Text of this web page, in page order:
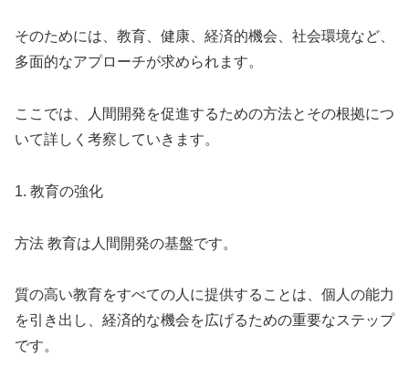
そのためには、教育、健康、経済的機会、社会環境など、
多面的なアプローチが求められます。
ここでは、人間開発を促進するための方法とその根拠につ
いて詳しく考察していきます。
1. 教育の強化
方法 教育は人間開発の基盤です。
質の高い教育をすべての人に提供することは、個人の能力
を引き出し、経済的な機会を広げるための重要なステップ
です。